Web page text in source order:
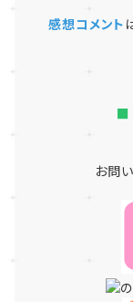
感想コメント
お問